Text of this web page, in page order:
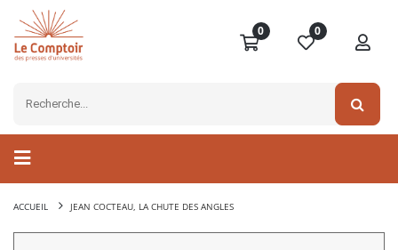
0 0
ACCUEIL JEAN COCTEAU, LA CHUTE DES ANGLES